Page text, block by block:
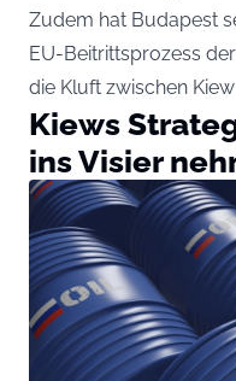
Zudem hat Budapest
EU-Beitrittsprozess
die Kluft zwischen
Kiews
ins Visier